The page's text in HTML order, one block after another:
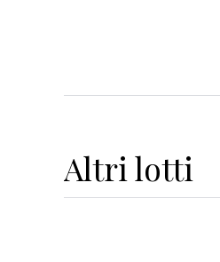
Altri lotti